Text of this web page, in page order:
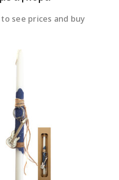
see prices and buy
ΠΕΡΙΣΣΌΤΕΡΑ